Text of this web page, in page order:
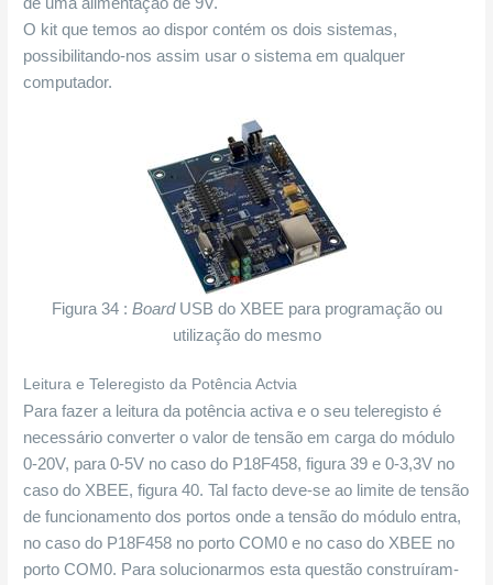
O kit que temos ao dispor contém os dois sistemas,
possibilitando-nos assim usar o sistema em qualquer
computador.
Figura 34 : BoardUSB do XBEE para programação ou
utilização do mesmo
Leitura e Teleregisto da Potência Actvia
Para fazer a leitura da potência activa e o seu teleregisto é
necessário converter o valor de tensão em carga do módulo
0-20V, para 0-5V no caso do P18F458, figura 39 e 0-3,3V no
caso do XBEE, figura 40. Tal facto deve-se ao limite de tensão
de funcionamento dos portos onde a tensão do módulo entra,
no caso do P18F458 no porto COM0 e no caso do XBEE no
porto COM0. Para solucionarmos esta questão construíram-